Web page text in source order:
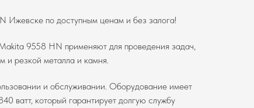
Ижевске по доступным ценам и без залога!
9558 HN применяют для проведения задач,
и резкой металла и камня.
и обслуживании. Оборудование имеет
ватт, который гарантирует долгую службу